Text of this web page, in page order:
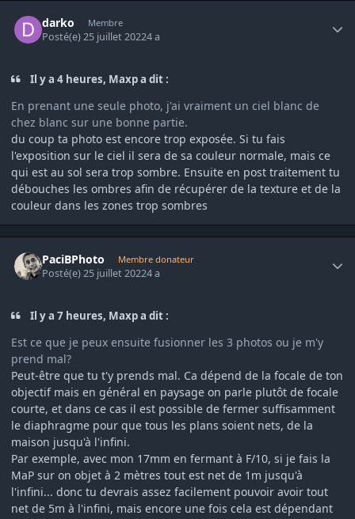
darko Membre
Posté(e)25 juillet 20224 a
Il y a 4 heures, Maxp a dit :
En prenant une seule photo, j'ai vraiment un ciel blanc de
chez blanc sur une bonne partie.
du coup ta photo est encore trop exposée. Si tu fais
l'exposition sur le ciel il sera de sa couleur normale, mais ce
qui est au sol sera trop sombre. Ensuite en post traitement tu
débouches les ombres afin de récupérer de la texture et de la
couleur dans les zones trop sombres
PaciBPhoto Membre donateur
Posté(e)25 juillet 20224 a
Il y a 7 heures, Maxp a dit :
Est ce que je peux ensuite fusionner les 3 photos ou je m'y
prend mal?
Peut-être que tu t'y prends mal. Ca dépend de la focale de ton
objectif mais en général en paysage on parle plutôt de focale
courte, et dans ce cas il est possible de fermer suffisamment
le diaphragme pour que tous les plans soient nets, de la
maison jusqu'à l'infini.
Par exemple, avec mon 17mm en fermant à F/10, si je fais la
MaP sur on objet à 2 mètres tout est net de 1m jusqu'à
l'infini... donc tu devrais assez facilement pouvoir avoir tout
net de 5m à l'infini, mais encore une fois cela est dépendant